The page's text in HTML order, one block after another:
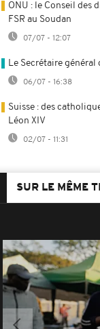
ONU : le Conseil des
FSR au Soudan
07/07 - 12:07
Le Secrétaire
06/07 - 16:38
Suisse : des
Léon XIV
02/07 - 11:31
SUR LE MÊME